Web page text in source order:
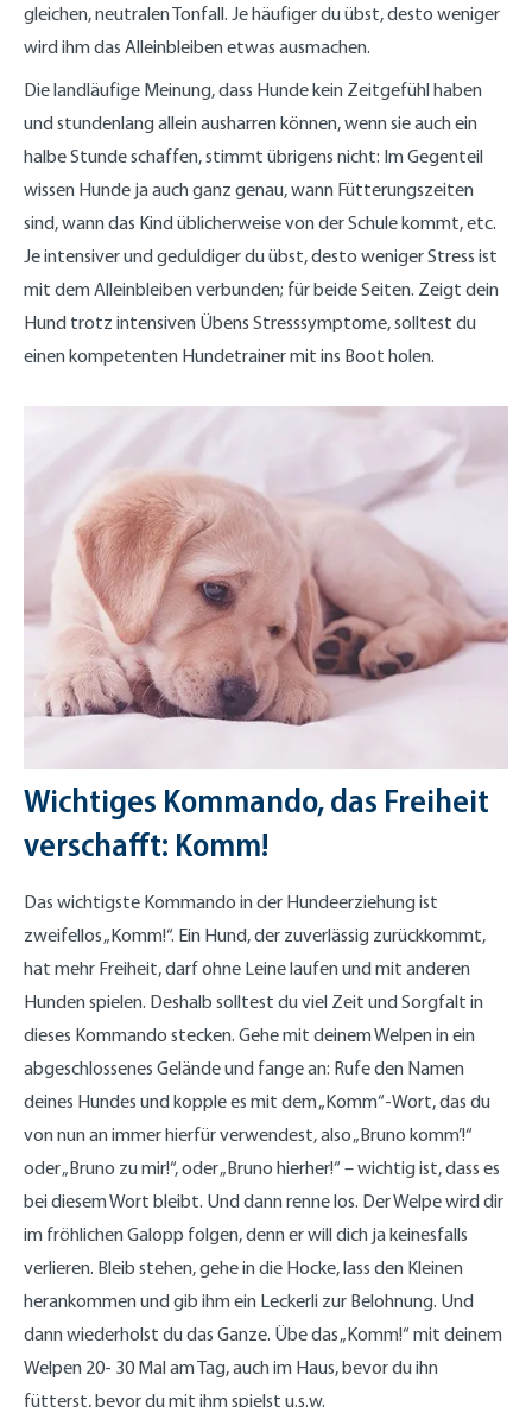
gleichen, neutralen Tonfall. Je häufiger du übst, desto weniger
wird ihm das Alleinbleiben etwas ausmachen.
Die landläufige Meinung, dass Hunde kein Zeitgefühl haben
und stundenlang allein ausharren können, wenn sie auch ein
halbe Stunde schaffen, stimmt übrigens nicht: Im Gegenteil
wissen Hunde ja auch ganz genau, wann Fütterungszeiten
sind, wann das Kind üblicherweise von der Schule kommt, etc.
Je intensiver und geduldiger du übst, desto weniger Stress ist
mit dem Alleinbleiben verbunden; für beide Seiten. Zeigt dein
Hund trotz intensiven Übens Stresssymptome, solltest du
einen kompetenten Hundetrainer mit ins Boot holen.
Wichtiges Kommando, das Freiheit
verschafft: Komm!
Das wichtigste Kommando in der Hundeerziehung ist
zweifellos „Komm!“. Ein Hund, der zuverlässig zurückkommt,
hat mehr Freiheit, darf ohne Leine laufen und mit anderen
Hunden spielen. Deshalb solltest du viel Zeit und Sorgfalt in
dieses Kommando stecken. Gehe mit deinem Welpen in ein
abgeschlossenes Gelände und fange an: Rufe den Namen
deines Hundes und kopple es mit dem „Komm“-Wort, das du
von nun an immer hierfür verwendest, also „Bruno komm’!“
oder „Bruno zu mir!“, oder „Bruno hierher!“ – wichtig ist, dass es
bei diesem Wort bleibt. Und dann renne los. Der Welpe wird dir
im fröhlichen Galopp folgen, denn er will dich ja keinesfalls
verlieren. Bleib stehen, gehe in die Hocke, lass den Kleinen
herankommen und gib ihm ein Leckerli zur Belohnung. Und
dann wiederholst du das Ganze. Übe das „Komm!“ mit deinem
Welpen 20- 30 Mal am Tag, auch im Haus, bevor du ihn
fütterst, bevor du mit ihm spielst u.s.w.